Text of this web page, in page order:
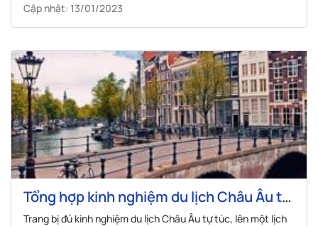
Cập nhật: 13/01/2023
Tổng hợp kinh nghiệm du lịch Châu Âu tự
túc
Trang bị đủ kinh nghiệm du lịch Châu Âu tự túc, lên một lịch